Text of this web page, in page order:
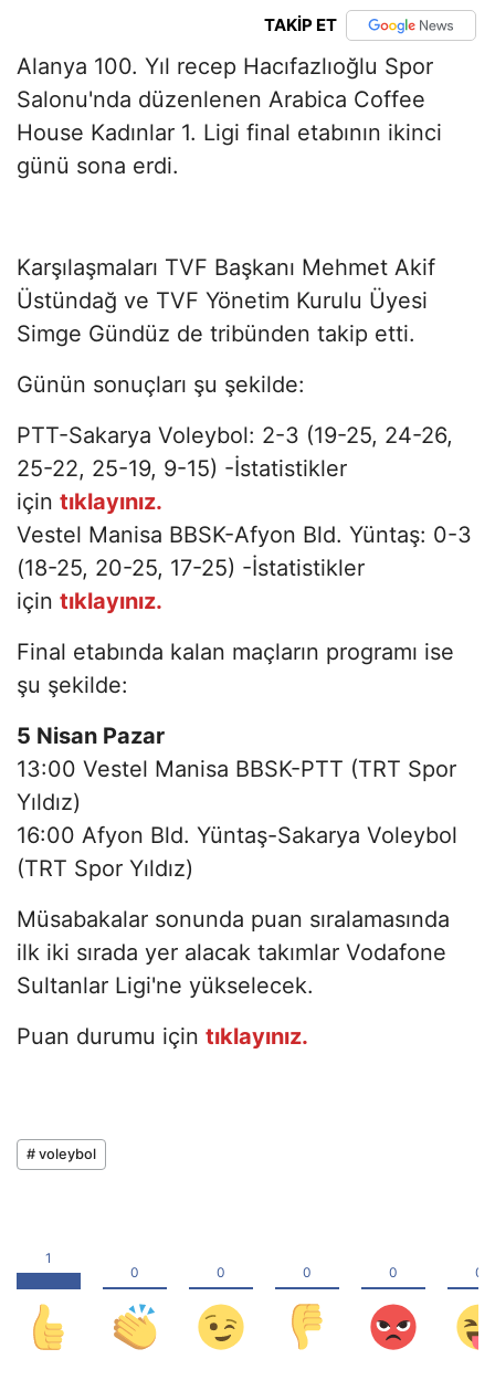
TAKİP ET
Alanya 100. Yıl recep Hacıfazlıoğlu Spor
Salonu'nda düzenlenen Arabica Coffee
House Kadınlar 1. Ligi final etabının ikinci
günü sona erdi.
Karşılaşmaları TVF Başkanı Mehmet Akif
Üstündağ ve TVF Yönetim Kurulu Üyesi
Simge Gündüz de tribünden takip etti.
Günün sonuçları şu şekilde:
PTT-Sakarya Voleybol: 2-3 (19-25, 24-26,
25-22, 25-19, 9-15) -İstatistikler
için tıklayınız.
Vestel Manisa BBSK-Afyon Bld. Yüntaş: 0-3
(18-25, 20-25, 17-25) -İstatistikler
için tıklayınız.
Final etabında kalan maçların programı ise
şu şekilde:
5 Nisan Pazar
13:00 Vestel Manisa BBSK-PTT (TRT Spor
Yıldız)
16:00 Afyon Bld. Yüntaş-Sakarya Voleybol
(TRT Spor Yıldız)
Müsabakalar sonunda puan sıralamasında
ilk iki sırada yer alacak takımlar Vodafone
Sultanlar Ligi'ne yükselecek.
Puan durumu için tıklayınız.
# voleybol